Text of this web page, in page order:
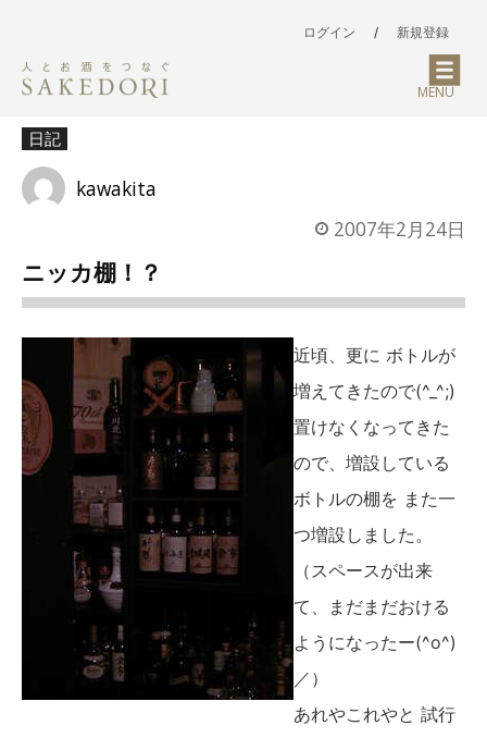
ログイン / 新規登録
MENU
日記
kawakita
2007年2月24日
ニッカ棚！？
近頃、更に ボトルが
増えてきたので(^_^;)
置けなくなってきた
ので、増設している
ボトルの棚を また一
つ増設しました。
（スペースが出来
て、まだまだおける
ようになったー(^o^)
／）
あれやこれやと 試行